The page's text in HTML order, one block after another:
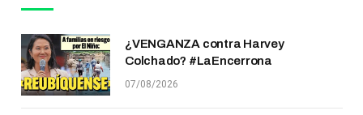
¿VENGANZA contra Harvey
Colchado? #LaEncerrona
07/08/2026